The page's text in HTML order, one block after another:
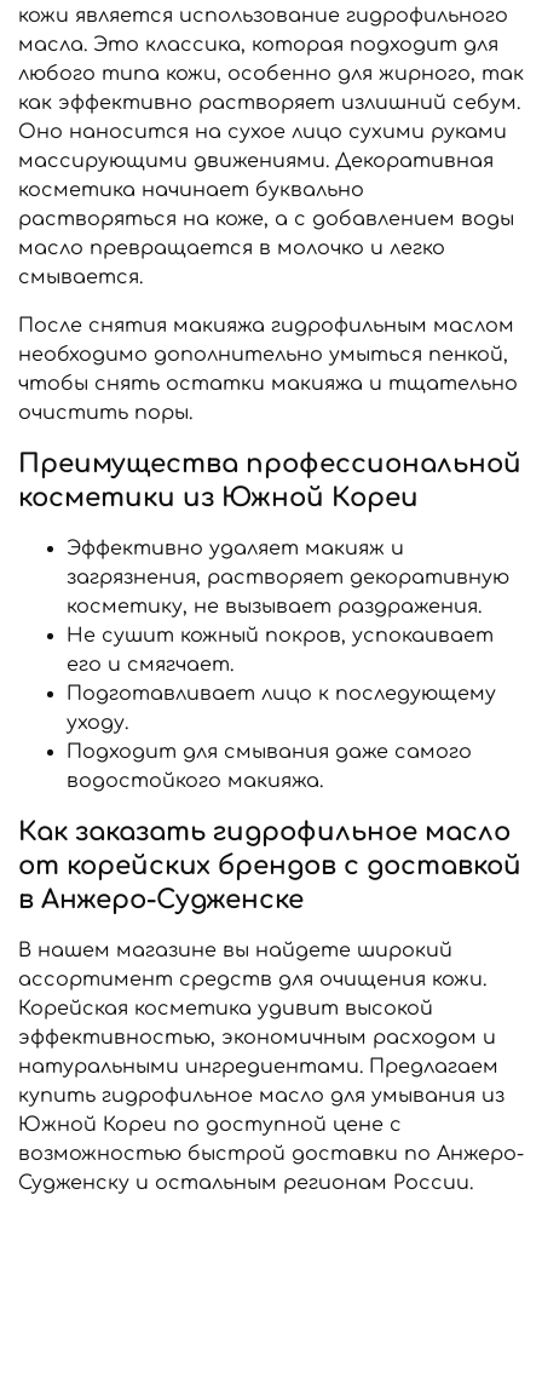
кожи является использование гидрофильного
масла. Это классика, которая подходит для
любого типа кожи, особенно для жирного, так
как эффективно растворяет излишний себум.
Оно наносится на сухое лицо сухими руками
массирующими движениями. Декоративная
косметика начинает буквально
растворяться на коже, а с добавлением воды
масло превращается в молочко и легко
смывается.
После снятия макияжа гидрофильным маслом
необходимо дополнительно умыться пенкой,
чтобы снять остатки макияжа и тщательно
очистить поры.
Преимущества профессиональной
косметики из Южной Кореи
Эффективно удаляет макияж и
загрязнения, растворяет декоративную
косметику, не вызывает раздражения.
Не сушит кожный покров, успокаивает
его и смягчает.
Подготавливает лицо к последующему
уходу.
Подходит для смывания даже самого
водостойкого макияжа.
Как заказать гидрофильное масло
от корейских брендов с доставкой
в Анжеро-Судженске
В нашем магазине вы найдете широкий
ассортимент средств для очищения кожи.
Корейская косметика удивит высокой
эффективностью, экономичным расходом и
натуральными ингредиентами. Предлагаем
купить гидрофильное масло для умывания из
Южной Кореи по доступной цене с
возможностью быстрой доставки по Анжеро-
Судженску и остальным регионам России.